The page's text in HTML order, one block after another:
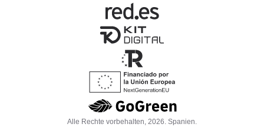
Alle Rechte vorbehalten, 2026. Spanien.